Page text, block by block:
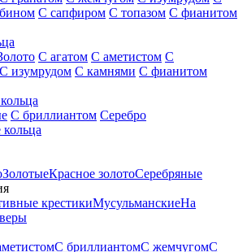
С сапфиром С топазом С фианитом
С агатом С аметистом С
С изумрудом С камнями С фианитом
С бриллиантом Серебро
ЗолотыеКрасное золотоСеребряные
крестикиМусульманскиеНа
С бриллиантомС жемчугомС